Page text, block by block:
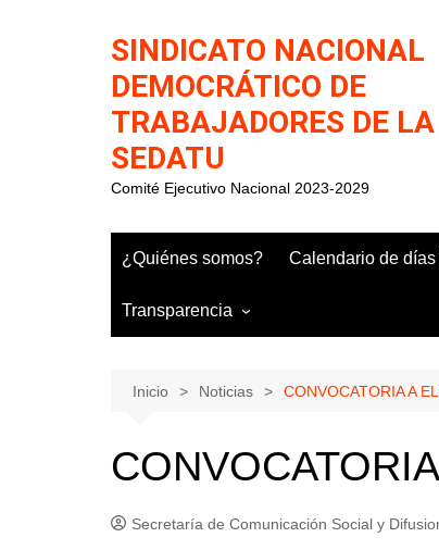
SINDICATO NACIONAL
DEMOCRÁTICO DE
TRABAJADORES DE LA
SEDATU
Comité Ejecutivo Nacional 2023-2029
¿Quiénes somos? Calendario de
Transparencia
Inicio Noticias CONVOCATORIA A
Secretaría de Comunicación Social y